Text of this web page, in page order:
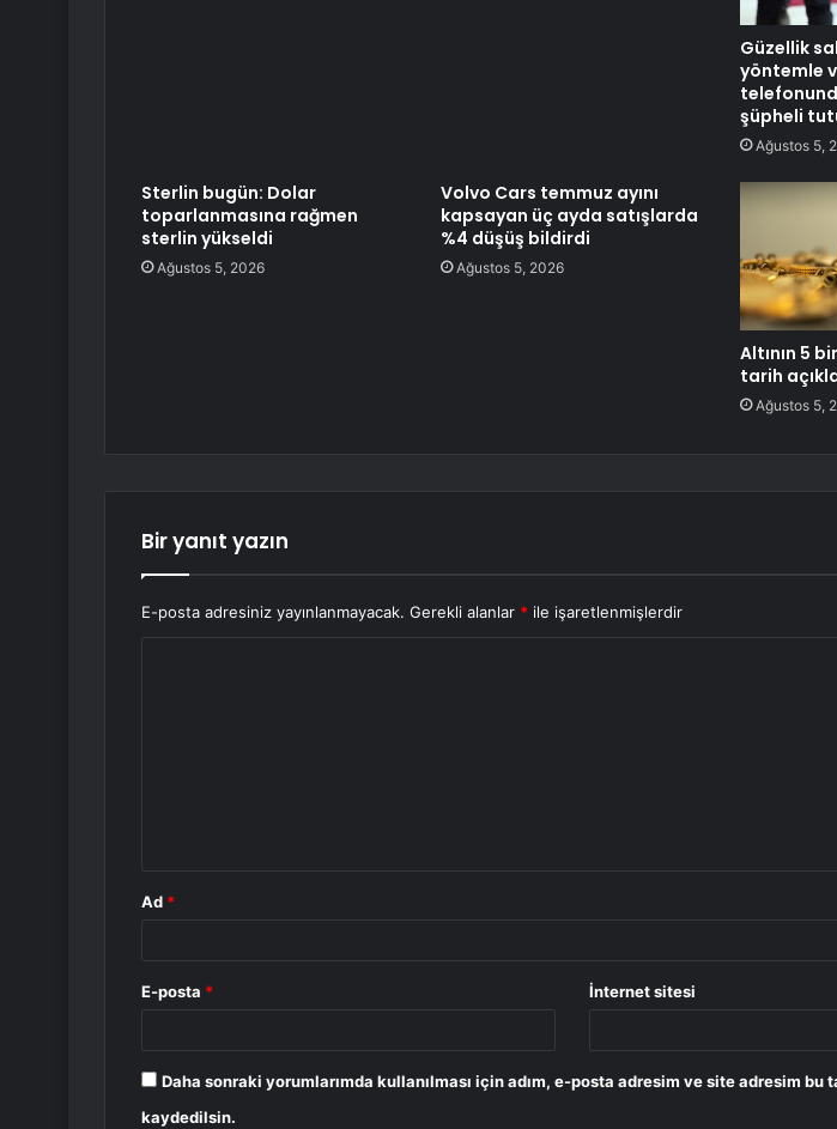
Güzellik
yöntemle
şüpheli
Ağustos 5,
Sterlin bugün: Dolar
toparlanmasına rağmen
sterlin yükseldi
Ağustos 5, 2026
Volvo Cars temmuz ayını
kapsayan üç ayda satışlarda
%4 düşüş bildirdi
Ağustos 5, 2026
Altının 5
tarih
Ağustos 5,
Bir yanıt yazın
E-posta adresiniz yayınlanmayacak. Gerekli alanlar * ile işaretlenmişlerdir
Ad *
E-posta * İnternet sitesi
Daha sonraki yorumlarımda kullanılması için adım, e-posta adresim ve site adresim bu
kaydedilsin.